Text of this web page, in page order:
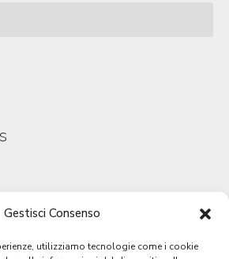
Gestisci Consenso
utilizziamo tecnologie come i cookie
sportmanager_group